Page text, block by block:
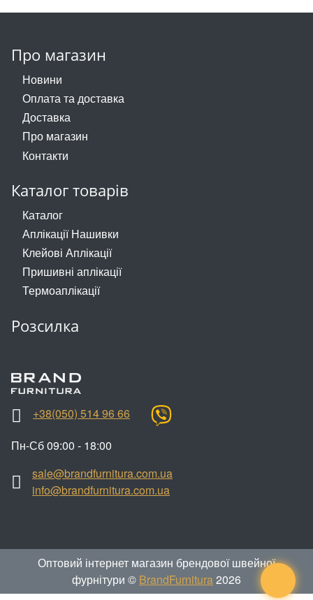
Про магазин
Новини
Оплата та доставка
Доставка
Про магазин
Контакти
Каталог товарів
Каталог
Аплікації Нашивки
Клейові Аплікації
Пришивні аплікації
Термоаплікації
Розсилка
+38(050) 514 96 66
Пн-Сб 09:00 - 18:00
sale@brandfurnitura.com.ua
info@brandfurnitura.com.ua
Оптовий інтернет магазин брендової швейної
фурнітури © BrandFurnitura2026